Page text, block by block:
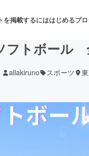
を掲載するにははじめるプ
発
フトボール
allakiruno スポーツ